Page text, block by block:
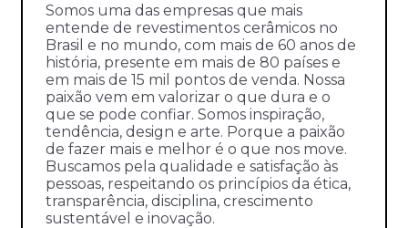
Somos uma das empresas que mais
entende de revestimentos cerâmicos no
Brasil e no mundo, com mais de 60 anos de
história, presente em mais de 80 países e
em mais de 15 mil pontos de venda. Nossa
paixão vem em valorizar o que dura e o
que se pode confiar. Somos inspiração,
tendência, design e arte. Porque a paixão
de fazer mais e melhor é o que nos move.
Buscamos pela qualidade e satisfação às
pessoas, respeitando os princípios da ética,
transparência, disciplina, crescimento
sustentável e inovação.